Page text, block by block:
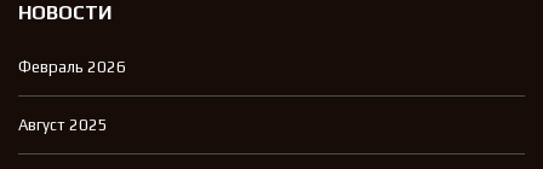
НОВОСТИ
Февраль 2026
Август 2025